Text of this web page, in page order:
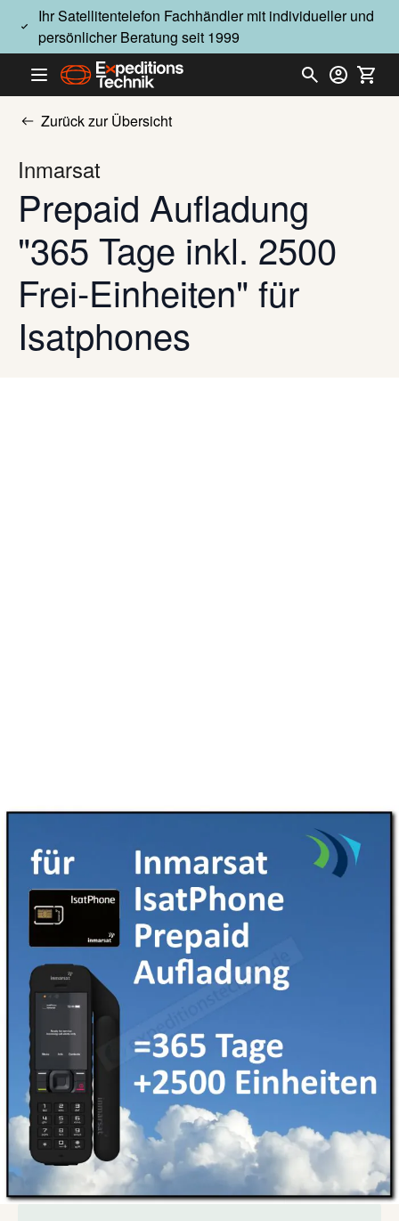
Direkt zum Inhalt
Ihr Satellitentelefon Fachhändler mit individueller und
persönlicher Beratung seit 1999
Zurück zur Übersicht
Inmarsat
Prepaid Aufladung
"365 Tage inkl. 2500
Frei-Einheiten" für
Isatphones
Kurze Zusammenfassung
Erst-Aufladung oder Nachladung einer Inmarsat Prepaid
SIM
setzt auf 365 Tage Laufzeit inkl. 2500 Frei-Einheiten
Aufladungen können nur auf Inmarsat Prepaid SIM-
Karten von uns erfolgen
2.299,00 €
Inkl. 19% Steuern
Lieferzeit: auf Lager
Menge
In den Warenkorb
Ihre gesetzlichen Gewährleistungsrechte